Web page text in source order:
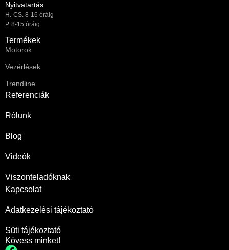
Nyitvatartás:
H.-CS. 8-16 óráig
P. 8-15 óráig
Termékek
Motorok
Vezérlések
Trendline
Referenciák
Rólunk
Blog
Videók
Viszonteladóknak
Kapcsolat
Adatkezelési tájékoztató
Süti tájékoztató
Kövess minket!